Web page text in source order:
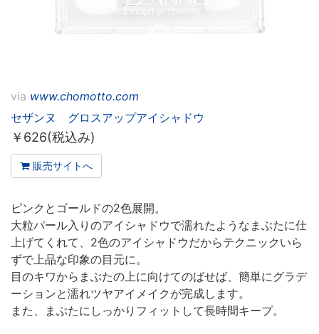
via www.chomotto.com
セザンヌ グロスアップアイシャドウ
￥ 626(税込み)
販売サイトへ
ピンクとゴールドの2色展開。
大粒パール入りのアイシャドウで濡れたようなまぶたに仕
上げてくれて、2色のアイシャドウだからテクニックいら
ずで上品な印象の目元に。
目のキワからまぶたの上に向けてのばせば、簡単にグラデ
ーションと濡れツヤアイメイクが完成します。
また、まぶたにしっかりフィットして長時間キープ。